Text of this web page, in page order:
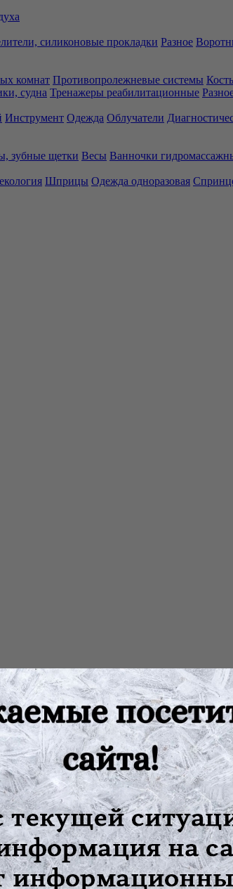
силиконовые прокладки Разное
комнат Противопролежневые системы
судна Тренажеры реабилитационные
Инструмент Одежда Облучатели
зубные щетки Весы Ванночки
Шприцы Одежда одноразовая
травм и операций на коленном суставе, а
и усилен двумя металлическими шинами с
закрепить его на ноге в правильном